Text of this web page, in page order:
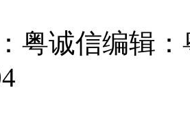
粤诚信编辑：